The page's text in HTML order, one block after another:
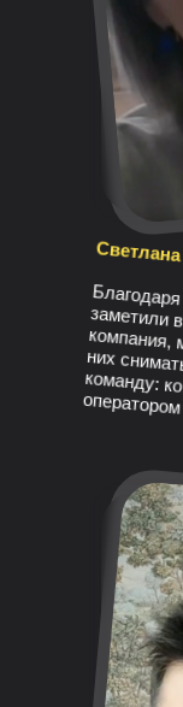
заметили
компания,
них
команду: